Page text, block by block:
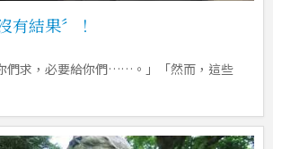
有結果〞！
們求，必要給你們……。」「然而，這些